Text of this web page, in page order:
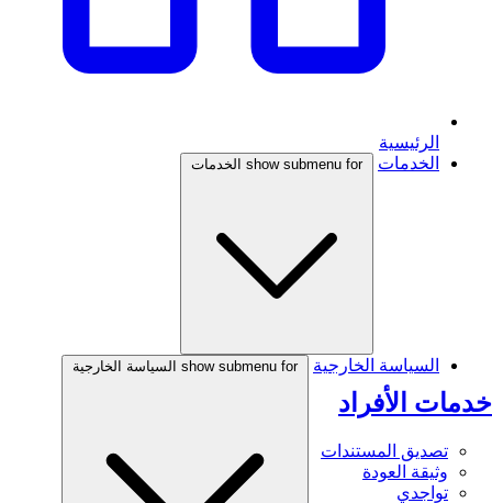
الرئيسية
الخدمات
show submenu for الخدمات
خدمات الأفراد
تصديق المستندات
وثيقة العودة
تواجدي
السياسة الخارجية show submenu for السياسة الخارجية